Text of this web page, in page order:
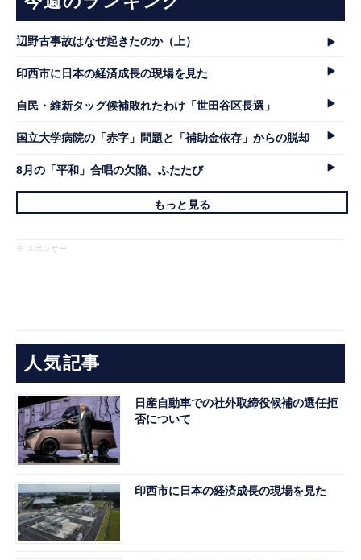
辺野古事故はなぜ起きたのか（上）
印西市に日本の経済成長の現場を見た
自民・維新タッグ候補敗れたわけ「世田谷区長選」
国立大学病院の「赤字」問題と「補助金依存」からの脱却
8月の「平和」合唱の欠陥、ふたたび
もっと見る
※ スポンサー
人気記事
日産自動車での社外取締役候補の選任拒
否について
印西市に日本の経済成長の現場を見た